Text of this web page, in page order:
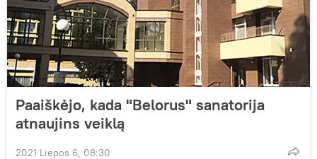
Paaiškėjo, kada "Belorus" sanatorija
atnaujins veiklą
2021 Liepos 6, 08:30